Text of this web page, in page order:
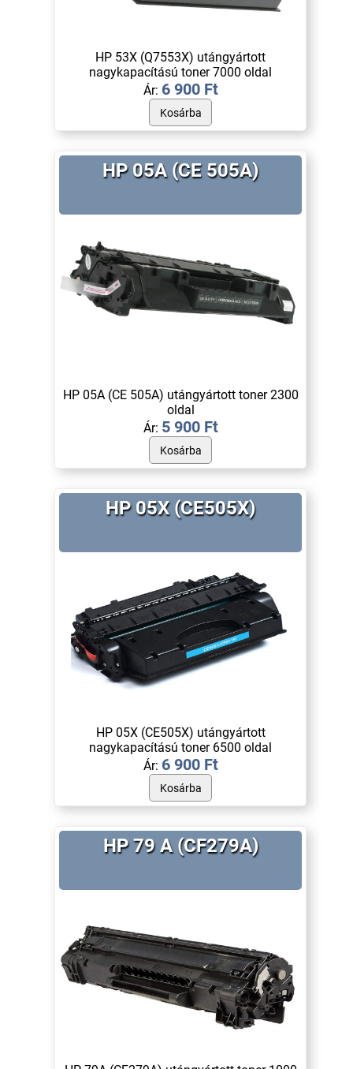
HP 53X (Q7553X) utángyártott
nagykapacítású toner 7000 oldal
Ár: 6 900 Ft
HP 05A (CE 505A)
HP 05A (CE 505A) utángyártott toner 2300
oldal
Ár: 5 900 Ft
HP 05X (CE505X)
HP 05X (CE505X) utángyártott
nagykapacítású toner 6500 oldal
Ár: 6 900 Ft
HP 79 A (CF279A)